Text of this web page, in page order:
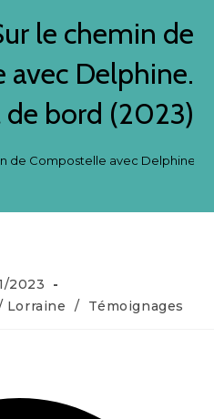
le chemin de
Delphine.
de bord (2023)
de Compostelle avec Delphine.
2023
Lorraine / Témoignages